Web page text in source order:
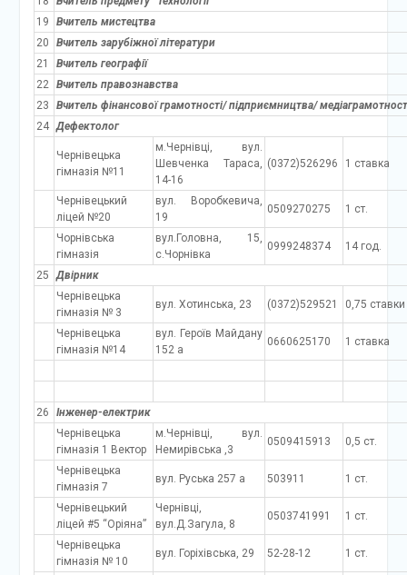
19
Вчитель мистецтва
20
Вчитель зарубіжної літератури
21
Вчитель географії
22 Вчитель правознавства
23
Вчитель фінансової грамотності/ підприємництва/
24 Дефектолог
Чернівецька
гімназія №11
м.Чернівці, вул.
Шевченка Тараса,
14-16
(0372)526296 1 ставка
Чернівецький
ліцей №20
вул. Воробкевича,
19
0509270275 1 ст.
Чорнівська
гімназія
вул.Головна, 15,
с.Чорнівка
0999248374 14 год.
25
Двірник
Чернівецька
гімназія № 3
вул. Хотинська, 23 (0372)529521 0,75 ставки
Чернівецька
гімназія №14
вул. Героїв Майдану
152 а
0660625170 1 ставка
26
Інженер-електрик
Чернівецька
гімназія 1 Вектор
м.Чернівці, вул.
Немирівська ,3
0509415913 0,5 ст.
Чернівецька
гімназія 7
вул. Руська 257 а 503911 1 ст.
Чернівецький
ліцей #5 “Оріяна”
Чернівці,
вул.Д.Загула, 8
0503741991 1 ст.
Чернівецька
гімназія № 10
вул. Горіхівська, 29 52-28-12 1 ст.